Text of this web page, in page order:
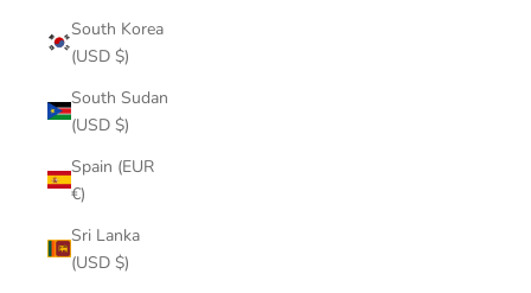
South Korea
(USD $)
South Sudan
(USD $)
Spain (EUR
€)
Sri Lanka
(USD $)